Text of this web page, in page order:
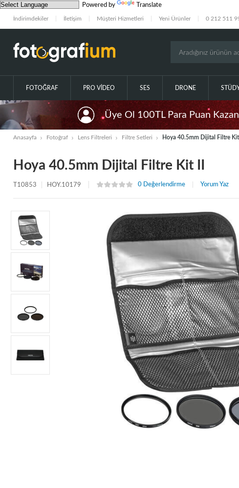
Powered by Translate
İndirimdekiler İletişim Müşteri Hizmetleri Yeni Ürünler 0 212 511
FOTOĞRAF PRO VIDEO SES DRONE
Üye Ol 100TL Para Puan Kazan
Anasayfa Fotoğraf Lens Filtreleri Filtre Setleri Hoya 40.5mm Dijital Filtre Kit
Hoya 40.5mm Dijital Filtre Kit II
T10853 HOY.10179 0 Değerlendirme Yorum Yaz